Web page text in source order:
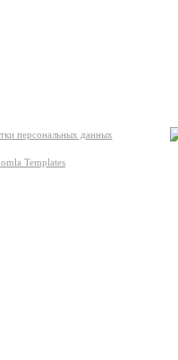
персональных данных
Templates